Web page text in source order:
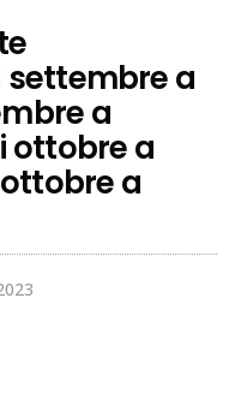
settembre a
a
ottobre a
a